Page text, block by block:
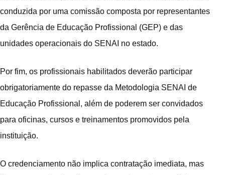
conduzida por uma comissão composta por representantes
da Gerência de Educação Profissional (GEP) e das
unidades operacionais do SENAI no estado.
Por fim, os profissionais habilitados deverão participar
obrigatoriamente do repasse da Metodologia SENAI de
Educação Profissional, além de poderem ser convidados
para oficinas, cursos e treinamentos promovidos pela
instituição.
O credenciamento não implica contratação imediata, mas